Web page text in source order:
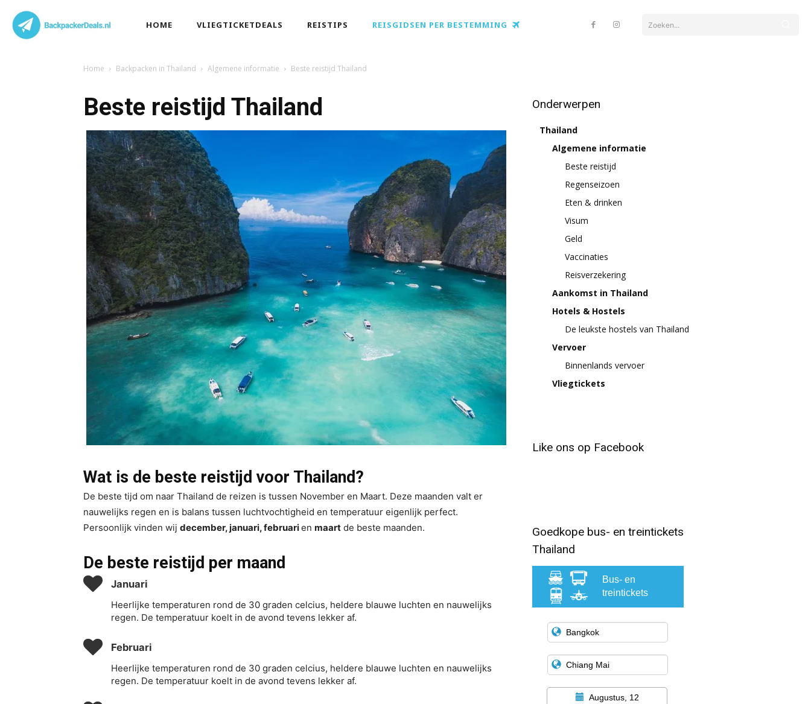
HOME VLIEGTICKETDEALS REISTIPS REISGIDSEN PER BESTEMMING Zoeken...
Home Backpacken in Thailand Algemene informatie Beste reistijd Thailand
Beste reistijd Thailand
Wat is de beste reistijd voor Thailand?
De beste tijd om naar Thailand de reizen is tussen November en Maart. Deze maanden valt er
nauwelijks regen en is balans tussen luchtvochtigheid en temperatuur eigenlijk perfect.
Persoonlijk vinden wij december, januari, februarien maart de beste maanden.
De beste reistijd per maand
Januari
Heerlijke temperaturen rond de 30 graden celcius, heldere blauwe luchten en nauwelijks
regen. De temperatuur koelt in de avond tevens lekker af.
Februari
Heerlijke temperaturen rond de 30 graden celcius, heldere blauwe luchten en nauwelijks
regen. De temperatuur koelt in de avond tevens lekker af.
Onderwerpen
Thailand
Algemene informatie
Beste reistijd
Regenseizoen
Eten & drinken
Visum
Geld
Vaccinaties
Reisverzekering
Aankomst in Thailand
Hotels & Hostels
De leukste hostels van Thailand
Vervoer
Binnenlands vervoer
Vliegtickets
Like ons op Facebook
Goedkope bus- en treintickets
Thailand
Bus- en
treintickets
Augustus, 12